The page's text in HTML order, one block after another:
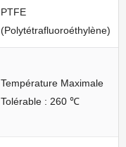
PTFE
(Polytétrafluoroéthylène)
Température Maximale
Tolérable : 260 ℃